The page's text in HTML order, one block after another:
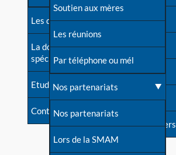
Cas particuliers
Mythes et vérités
Devenir animatrice ?
Une question sur le site
Les dossiers de l'allaitement
La documentation
spécialisée
Etudes récentes
Contact
Dossier de presse
Soutenir LLL
Livre d'or
Forum
S'inscrire à nos newsletters
Soutien aux mères
Les réunions
Par téléphone ou mél
Nos partenariats
Nos partenariats
Lors de la SMAM